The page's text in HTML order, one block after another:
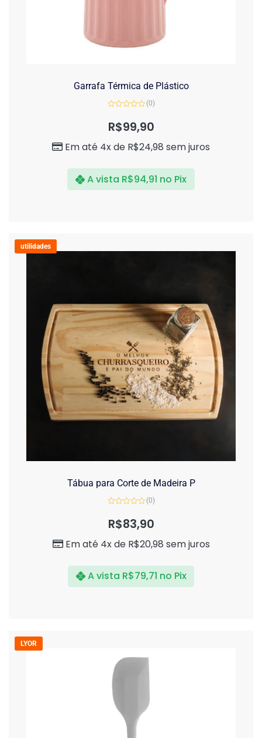
Garrafa Térmica de Plástico
de
(0)
R$99,90
Em até 4x de R$24,98 sem juros
A vista R$94,91 no Pix
utilidades
Tábua para Corte de Madeira P
de
(0)
R$83,90
Em até 4x de R$20,98 sem juros
A vista R$79,71 no Pix
LYOR